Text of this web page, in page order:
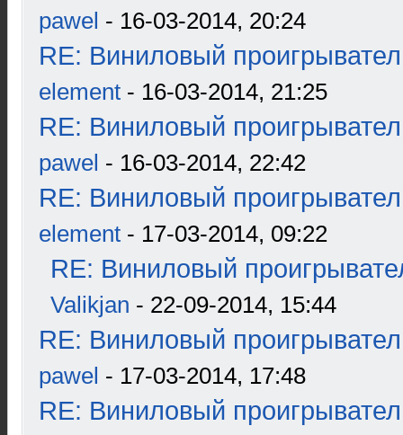
pawel - 16-03-2014, 20:24
RE: Виниловый
element - 16-03-2014, 21:25
RE: Виниловый
pawel - 16-03-2014, 22:42
RE: Виниловый
element - 17-03-2014, 09:22
RE: Виниловый
Valikjan - 22-09-2014, 15:44
RE: Виниловый
pawel - 17-03-2014, 17:48
RE: Виниловый